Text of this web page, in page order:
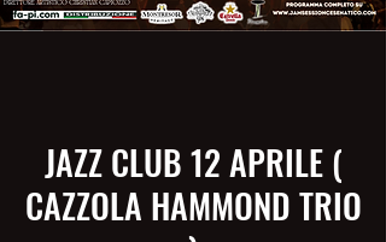
JAZZ CLUB 12 APRILE (
CAZZOLA HAMMOND TRIO